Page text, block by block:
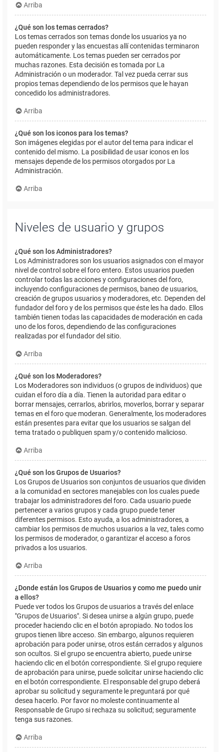
Arriba
¿Qué son los temas cerrados?
Los temas cerrados son temas donde los usuarios ya no
pueden responder y las encuestas allí contenidas terminaron
automáticamente. Los temas pueden ser cerrados por
muchas razones. Esta decisión es tomada por La
Administración o un moderador. Tal vez pueda cerrar sus
propios temas dependiendo de los permisos que le hayan
concedido los administradores.
Arriba
¿Qué son los iconos para los temas?
Son imágenes elegidas por el autor del tema para indicar el
contenido del mismo. La posibilidad de usar iconos en los
mensajes depende de los permisos otorgados por La
Administración.
Arriba
Niveles de usuario y grupos
¿Qué son los Administradores?
Los Administradores son los usuarios asignados con el mayor
nivel de control sobre el foro entero. Estos usuarios pueden
controlar todas las acciones y configuraciones del foro,
incluyendo configuraciones de permisos, baneo de usuarios,
creación de grupos usuarios y moderadores, etc. Dependen del
fundador del foro y de los permisos que éste les ha dado. Ellos
también tienen todas las capacidades de moderación en cada
uno de los foros, dependiendo de las configuraciones
realizadas por el fundador del sitio.
Arriba
¿Qué son los Moderadores?
Los Moderadores son individuos (o grupos de individuos) que
cuidan el foro día a día. Tienen la autoridad para editar o
borrar mensajes, cerrarlos, abrirlos, moverlos, borrar y separar
temas en el foro que moderan. Generalmente, los moderadores
están presentes para evitar que los usuarios se salgan del
tema tratado o publiquen spam y/o contenido malicioso.
Arriba
¿Qué son los Grupos de Usuarios?
Los Grupos de Usuarios son conjuntos de usuarios que dividen
a la comunidad en sectores manejables con los cuales puede
trabajar los administradores del foro. Cada usuario puede
pertenecer a varios grupos y cada grupo puede tener
diferentes permisos. Esto ayuda, a los administradores, a
cambiar los permisos de muchos usuarios a la vez, tales como
los permisos de moderador, o garantizar el acceso a foros
privados a los usuarios.
Arriba
¿Donde están los Grupos de Usuarios y como me puedo unir
a ellos?
Puede ver todos los Grupos de usuarios a través del enlace
"Grupos de Usuarios". Si desea unirse a algún grupo, puede
proceder haciendo clic en el botón apropiado. No todos los
grupos tienen libre acceso. Sin embargo, algunos requieren
aprobación para poder unirse, otros están cerrados y algunos
son ocultos. Si el grupo se encuentra abierto, puede unirse
haciendo clic en el botón correspondiente. Si el grupo requiere
de aprobación para unirse, puede solicitar unirse haciendo clic
en el botón correspondiente. El responsable del grupo deberá
aprobar su solicitud y seguramente le preguntará por qué
desea hacerlo. Por favor no moleste continuamente al
Responsable de Grupo si rechaza su solicitud; seguramente
tenga sus razones.
Arriba